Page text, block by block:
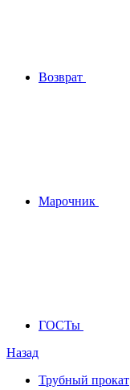
Возврат
Марочник
ГОСТы
Назад
Трубный прокат